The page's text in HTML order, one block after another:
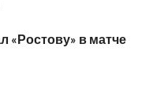
«Ростову» в матче